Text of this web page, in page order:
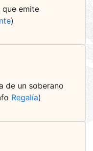
que emite
)
de un soberano
Regalía)